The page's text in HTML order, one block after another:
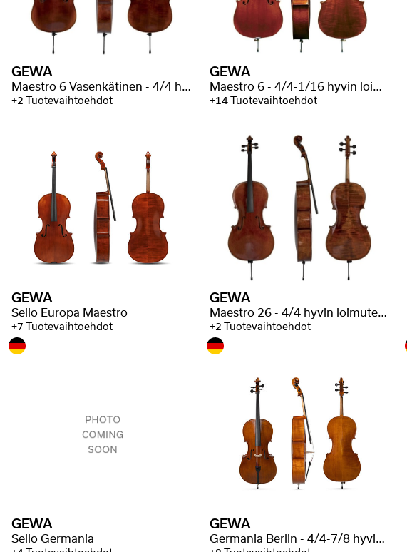
GEWA
Maestro 6 Vasenkätinen - 4/4 hyvin loimutettu
+2 Tuotevaihtoehdot
GEWA
Maestro 6 - 4/4-1/16 hyvin loimutettu
+14 Tuotevaihtoehdot
GEWA
Sello Europa Maestro
+7 Tuotevaihtoehdot
GEWA
Maestro 26 - 4/4 hyvin loimutettu
+2 Tuotevaihtoehdot
GEWA
Sello Germania
GEWA
Germania Berlin - 4/4-7/8 hyvin loimutettu